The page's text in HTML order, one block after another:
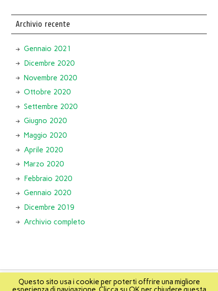
Archivio recente
Gennaio 2021
Dicembre 2020
Novembre 2020
Ottobre 2020
Settembre 2020
Giugno 2020
Maggio 2020
Aprile 2020
Marzo 2020
Febbraio 2020
Gennaio 2020
Dicembre 2019
Archivio completo
Questo sito usa i cookie per poterti offrire una migliore